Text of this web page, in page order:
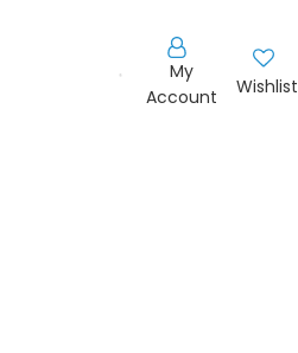
My
Account
Wishlist